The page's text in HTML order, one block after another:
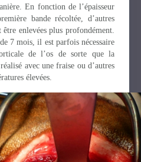
En fonction de l’épaisseur
bande récoltée, d’autres
enlevées plus profondément.
7 mois, il est parfois nécessaire
de l’os de sorte que la
avec une fraise ou d’autres
élevées.